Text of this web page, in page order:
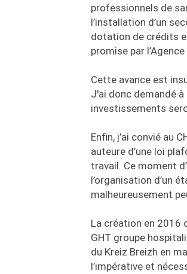
professionnels de
l’installation d’un
dotation de crédits
promise par
Cette avance est
J'ai donc demandé
investissements
Enfin, j’ai convié au
auteure d’une loi
travail. Ce moment
l’organisation d’un
malheureusement
La création en 2016
GHT groupe
du Kreiz Breizh en
l’impérative et